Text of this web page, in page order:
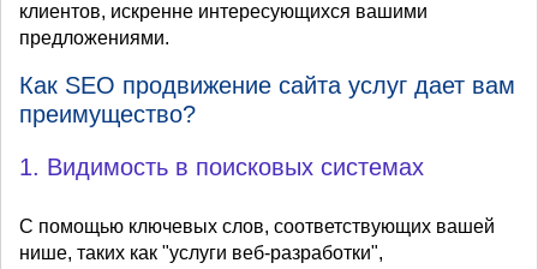
клиентов, искренне интересующихся вашими
предложениями.
Как SEO продвижение сайта услуг дает вам
преимущество?
1. Видимость в поисковых системах
С помощью ключевых слов, соответствующих вашей
нише, таких как "услуги веб-разработки",